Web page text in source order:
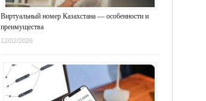
Виртуальный номер Казахстана — особенности и
преимущества
12/02/2026